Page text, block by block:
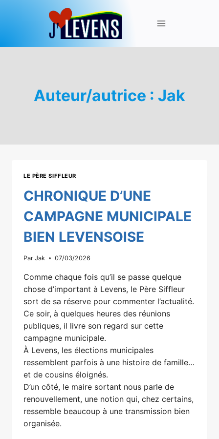
Auteur/autrice : Jak
LE PÈRE SIFFLEUR
CHRONIQUE D’UNE
CAMPAGNE MUNICIPALE
BIEN LEVENSOISE
Par Jak 07/03/2026
Comme chaque fois qu’il se passe quelque
chose d’important à Levens, le Père Siffleur
sort de sa réserve pour commenter l’actualité.
Ce soir, à quelques heures des réunions
publiques, il livre son regard sur cette
campagne municipale.
À Levens, les élections municipales
ressemblent parfois à une histoire de famille…
et de cousins éloignés.
D’un côté, le maire sortant nous parle de
renouvellement, une notion qui, chez certains,
ressemble beaucoup à une transmission bien
organisée.